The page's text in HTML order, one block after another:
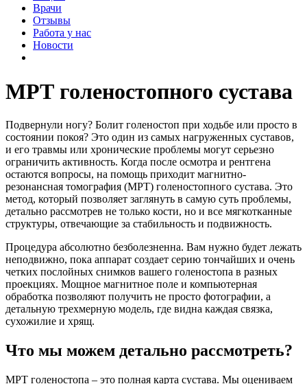
Врачи
Отзывы
Работа у нас
Новости
МРТ голеностопного сустава
Подвернули ногу? Болит голеностоп при ходьбе или просто в
состоянии покоя? Это один из самых нагруженных суставов,
и его травмы или хронические проблемы могут серьезно
ограничить активность. Когда после осмотра и рентгена
остаются вопросы, на помощь приходит магнитно-
резонансная томография (МРТ) голеностопного сустава. Это
метод, который позволяет заглянуть в самую суть проблемы,
детально рассмотрев не только кости, но и все мягкотканные
структуры, отвечающие за стабильность и подвижность.
Процедура абсолютно безболезненна. Вам нужно будет лежать
неподвижно, пока аппарат создает серию тончайших и очень
четких послойных снимков вашего голеностопа в разных
проекциях. Мощное магнитное поле и компьютерная
обработка позволяют получить не просто фотографии, а
детальную трехмерную модель, где видна каждая связка,
сухожилие и хрящ.
Что мы можем детально рассмотреть?
МРТ голеностопа – это полная карта сустава. Мы оцениваем